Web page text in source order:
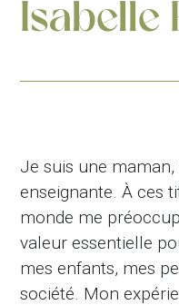
Isabelle
Je suis une
enseignante. À ces
monde me
valeur essentielle
mes enfants, mes
société. Mon